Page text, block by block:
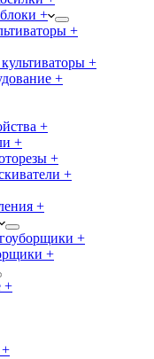
+
+
+
+
+
+
+
+
+
+
+
+